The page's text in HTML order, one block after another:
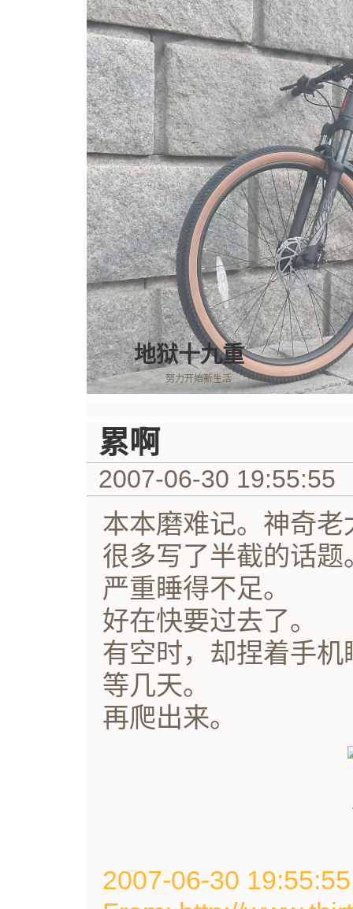
地狱十九重
努力开始新生活
累啊
2007-06-30 19:55:55
本本磨难记。神奇
很多写了半截的话题
严重睡得不足。
好在快要过去了。
有空时，却捏着手机
等几天。
再爬出来。
2007-06-30